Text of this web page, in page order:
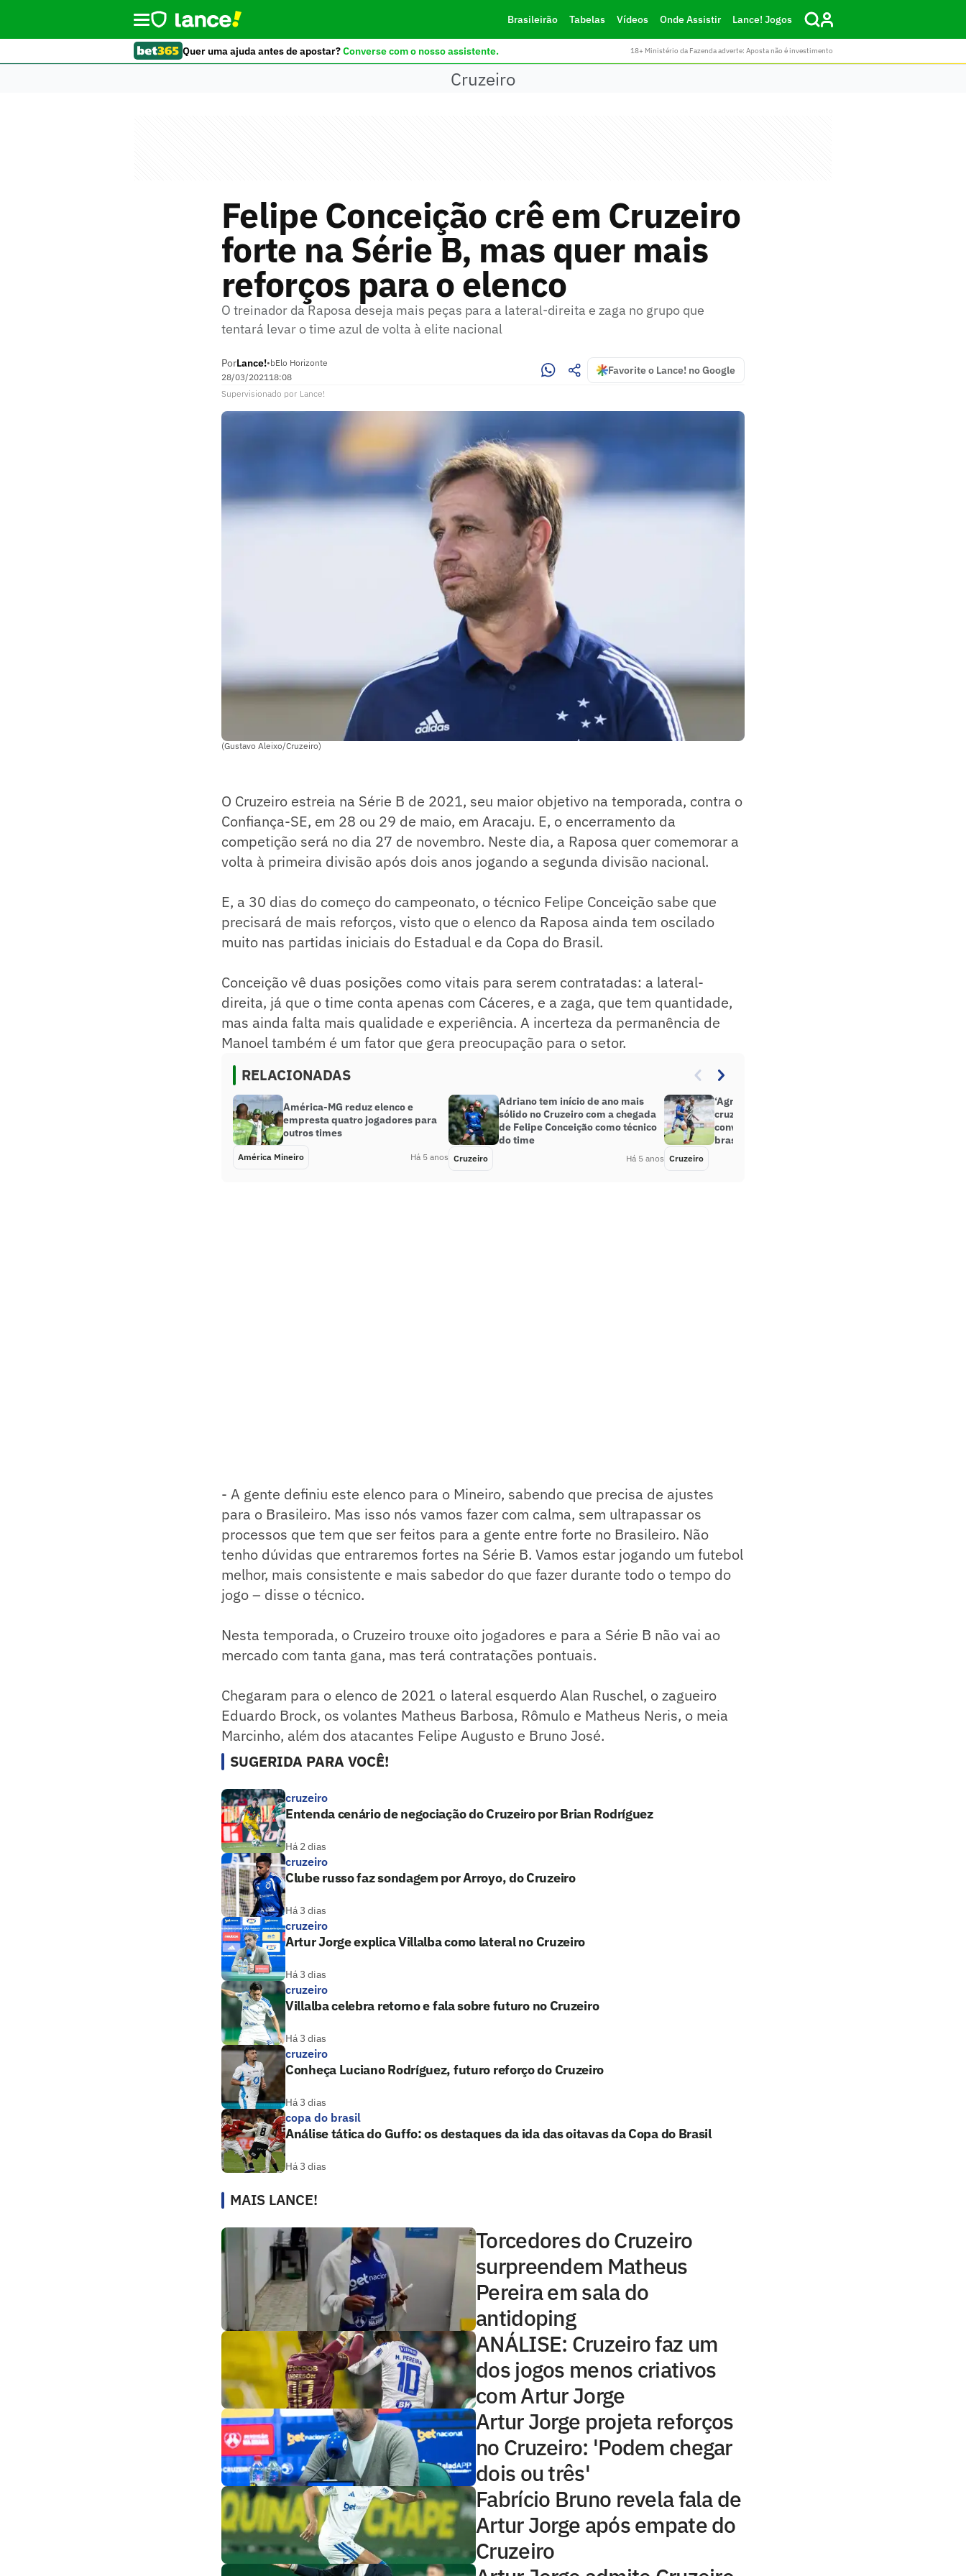
Brasileirão Tabelas Vídeos Onde Assistir Lance! Jogos
Quer uma ajuda antes de apostar?Converse com o nosso assistente. 18+ Ministério da Fazenda adverte: Aposta não é investimento
Cruzeiro
Felipe Conceição crê em Cruzeiro
forte na Série B, mas quer mais
reforços para o elenco
O treinador da Raposa deseja mais peças para a lateral-direita e zaga no grupo que
tentará levar o time azul de volta à elite nacional
PorLance!•bElo Horizonte
28/03/202118:08
Favorite o Lance! no Google
Supervisionado por Lance!
(Gustavo Aleixo/Cruzeiro)
O Cruzeiro estreia na Série B de 2021, seu maior objetivo na temporada, contra o
Confiança-SE, em 28 ou 29 de maio, em Aracaju. E, o encerramento da
competição será no dia 27 de novembro. Neste dia, a Raposa quer comemorar a
volta à primeira divisão após dois anos jogando a segunda divisão nacional.
E, a 30 dias do começo do campeonato, o técnico Felipe Conceição sabe que
precisará de mais reforços, visto que o elenco da Raposa ainda tem oscilado
muito nas partidas iniciais do Estadual e da Copa do Brasil.
Conceição vê duas posições como vitais para serem contratadas: a lateral-
direita, já que o time conta apenas com Cáceres, e a zaga, que tem quantidade,
mas ainda falta mais qualidade e experiência. A incerteza da permanência de
Manoel também é um fator que gera preocupação para o setor.
RELACIONADAS
América-MG reduz elenco e
empresta quatro jogadores para
outros times
América Mineiro Há 5 anos
Adriano tem início de ano mais
sólido no Cruzeiro com a chegada
de Felipe Conceição como técnico
do time
Cruzeiro Há 5 anos
‘Agradeço principalmente ao
cruzeiro’, diz Vanessinha após
convocação para a seleção
brasileira
Cruzeiro
- A gente definiu este elenco para o Mineiro, sabendo que precisa de ajustes
para o Brasileiro. Mas isso nós vamos fazer com calma, sem ultrapassar os
processos que tem que ser feitos para a gente entre forte no Brasileiro. Não
tenho dúvidas que entraremos fortes na Série B. Vamos estar jogando um futebol
melhor, mais consistente e mais sabedor do que fazer durante todo o tempo do
jogo – disse o técnico.
Nesta temporada, o Cruzeiro trouxe oito jogadores e para a Série B não vai ao
mercado com tanta gana, mas terá contratações pontuais.
Chegaram para o elenco de 2021 o lateral esquerdo Alan Ruschel, o zagueiro
Eduardo Brock, os volantes Matheus Barbosa, Rômulo e Matheus Neris, o meia
Marcinho, além dos atacantes Felipe Augusto e Bruno José.
SUGERIDA PARA VOCÊ!
cruzeiro
Entenda cenário de negociação do Cruzeiro por Brian Rodríguez
Há 2 dias
cruzeiro
Clube russo faz sondagem por Arroyo, do Cruzeiro
Há 3 dias
cruzeiro
Artur Jorge explica Villalba como lateral no Cruzeiro
Há 3 dias
cruzeiro
Villalba celebra retorno e fala sobre futuro no Cruzeiro
Há 3 dias
cruzeiro
Conheça Luciano Rodríguez, futuro reforço do Cruzeiro
Há 3 dias
copa do brasil
Análise tática do Guffo: os destaques da ida das oitavas da Copa do Brasil
Há 3 dias
MAIS LANCE!
Torcedores do Cruzeiro
surpreendem Matheus
Pereira em sala do
antidoping
ANÁLISE: Cruzeiro faz um
dos jogos menos criativos
com Artur Jorge
Artur Jorge projeta reforços
no Cruzeiro: 'Podem chegar
dois ou três'
Fabrício Bruno revela fala de
Artur Jorge após empate do
Cruzeiro